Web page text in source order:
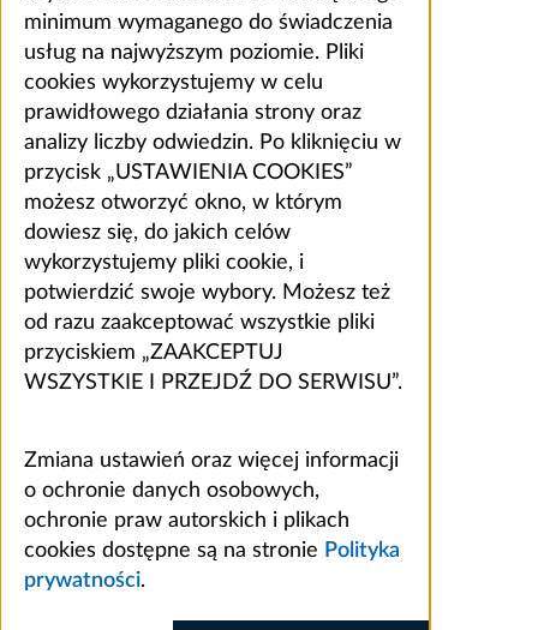
minimum wymaganego do świadczenia
usług na najwyższym poziomie. Pliki
cookies wykorzystujemy w celu
prawidłowego działania strony oraz
analizy liczby odwiedzin. Po kliknięciu w
przycisk „USTAWIENIA COOKIES”
możesz otworzyć okno, w którym
dowiesz się, do jakich celów
wykorzystujemy pliki cookie, i
potwierdzić swoje wybory. Możesz też
od razu zaakceptować wszystkie pliki
przyciskiem „ZAAKCEPTUJ
WSZYSTKIE I PRZEJDŹ DO SERWISU”.
Zmiana ustawień oraz więcej informacji
o ochronie danych osobowych,
ochronie praw autorskich i plikach
cookies dostępne są na stronie Polityka
prywatności.